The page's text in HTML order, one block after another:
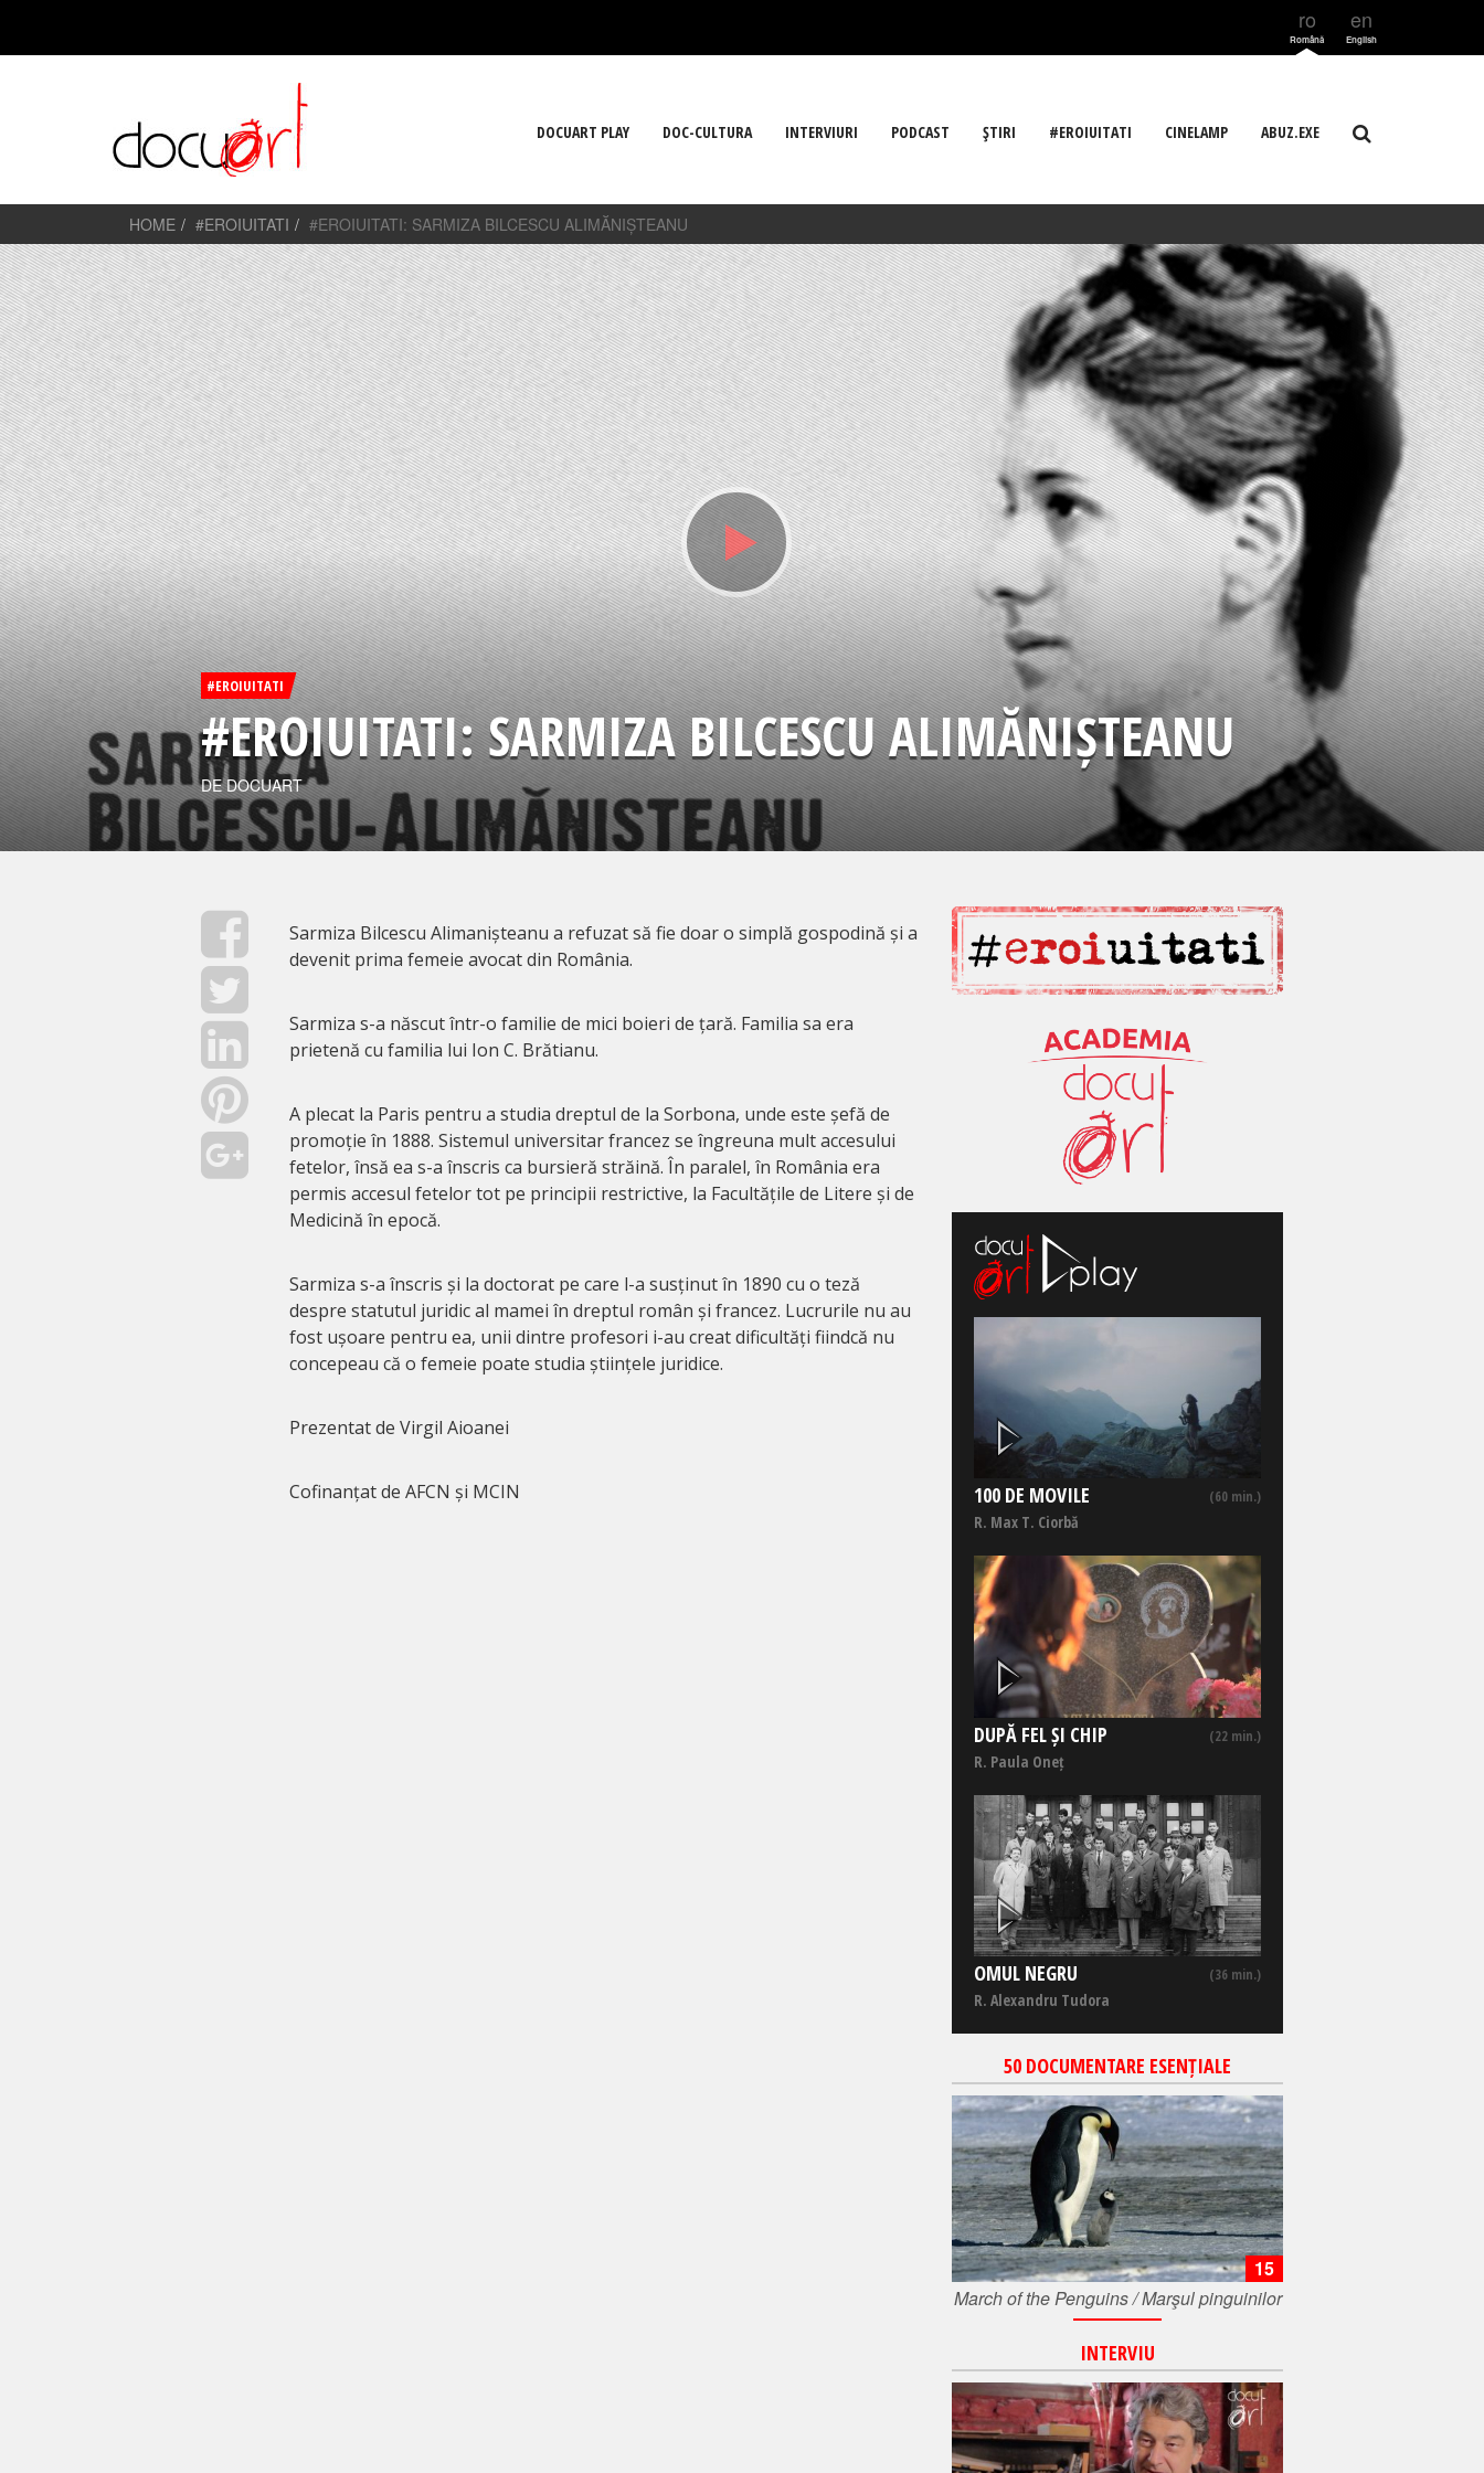
ro
Română
en
English
DOCUART PLAY DOC-CULTURA INTERVIURI PODCAST ŞTIRI #EROIUITATI CINELAMP ABUZ.EXE
HOME #EROIUITATI #EROIUITATI: SARMIZA BILCESCU ALIMĂNIȘTEANU
#EROIUITATI
#EROIUITATI: SARMIZA BILCESCU ALIMĂNIȘTEANU
DE DOCUART
Sarmiza Bilcescu Alimanișteanu a refuzat să fie doar o simplă gospodină și a
devenit prima femeie avocat din România.
Sarmiza s-a născut într-o familie de mici boieri de țară. Familia sa era
prietenă cu familia lui Ion C. Brătianu.
A plecat la Paris pentru a studia dreptul de la Sorbona, unde este șefă de
promoție în 1888. Sistemul universitar francez se îngreuna mult accesului
fetelor, însă ea s-a înscris ca bursieră străină. În paralel, în România era
permis accesul fetelor tot pe principii restrictive, la Facultățile de Litere și de
Medicină în epocă.
Sarmiza s-a înscris și la doctorat pe care l-a susținut în 1890 cu o teză
despre statutul juridic al mamei în dreptul român și francez. Lucrurile nu au
fost ușoare pentru ea, unii dintre profesori i-au creat dificultăți fiindcă nu
concepeau că o femeie poate studia științele juridice.
Prezentat de Virgil Aioanei
Cofinanțat de AFCN și MCIN 100 DE MOVILE (60 min.)
R. Max T. Ciorbă
DUPĂ FEL ȘI CHIP (22 min.)
R. Paula Oneț
OMUL NEGRU (36 min.)
R. Alexandru Tudora
50 DOCUMENTARE ESENȚIALE
March of the Penguins / Marşul pinguinilor
15
INTERVIU